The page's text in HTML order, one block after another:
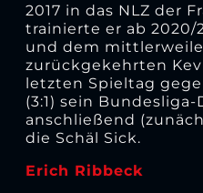
2017 in das NLZ der
trainierte er ab 2020/
und dem mittlerweile
zurückgekehrten
letzten Spieltag
(3:1) sein
anschließend
die Schäl Sick.
Erich Ribbeck